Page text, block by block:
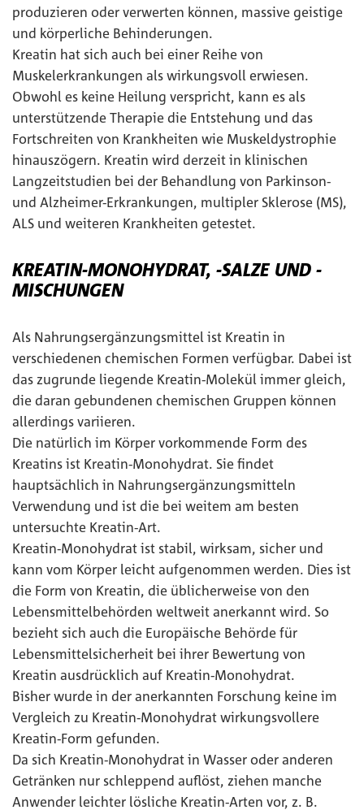
produzieren oder verwerten können, massive geistige
und körperliche Behinderungen.
Kreatin hat sich auch bei einer Reihe von
Muskelerkrankungen als wirkungsvoll erwiesen.
Obwohl es keine Heilung verspricht, kann es als
unterstützende Therapie die Entstehung und das
Fortschreiten von Krankheiten wie Muskeldystrophie
hinauszögern. Kreatin wird derzeit in klinischen
Langzeitstudien bei der Behandlung von Parkinson-
und Alzheimer-Erkrankungen, multipler Sklerose (MS),
ALS und weiteren Krankheiten getestet.
KREATIN-MONOHYDRAT, -SALZE UND -
MISCHUNGEN
Als Nahrungsergänzungsmittel ist Kreatin in
verschiedenen chemischen Formen verfügbar. Dabei ist
das zugrunde liegende Kreatin-Molekül immer gleich,
die daran gebundenen chemischen Gruppen können
allerdings variieren.
Die natürlich im Körper vorkommende Form des
Kreatins ist Kreatin-Monohydrat. Sie findet
hauptsächlich in Nahrungsergänzungsmitteln
Verwendung und ist die bei weitem am besten
untersuchte Kreatin-Art.
Kreatin-Monohydrat ist stabil, wirksam, sicher und
kann vom Körper leicht aufgenommen werden. Dies ist
die Form von Kreatin, die üblicherweise von den
Lebensmittelbehörden weltweit anerkannt wird. So
bezieht sich auch die Europäische Behörde für
Lebensmittelsicherheit bei ihrer Bewertung von
Kreatin ausdrücklich auf Kreatin-Monohydrat.
Bisher wurde in der anerkannten Forschung keine im
Vergleich zu Kreatin-Monohydrat wirkungsvollere
Kreatin-Form gefunden.
Da sich Kreatin-Monohydrat in Wasser oder anderen
Getränken nur schleppend auflöst, ziehen manche
Anwender leichter lösliche Kreatin-Arten vor, z. B.